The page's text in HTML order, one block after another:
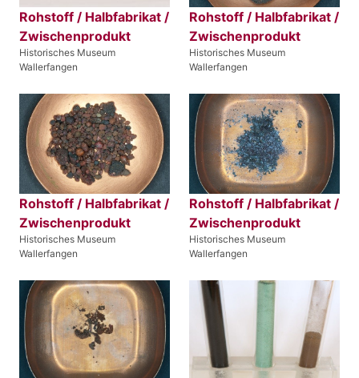
Rohstoff / Halbfabrikat /
Zwischenprodukt
Historisches Museum
Wallerfangen
Rohstoff / Halbfabrikat /
Zwischenprodukt
Historisches Museum
Wallerfangen
Rohstoff / Halbfabrikat /
Zwischenprodukt
Historisches Museum
Wallerfangen
Rohstoff / Halbfabrikat /
Zwischenprodukt
Historisches Museum
Wallerfangen